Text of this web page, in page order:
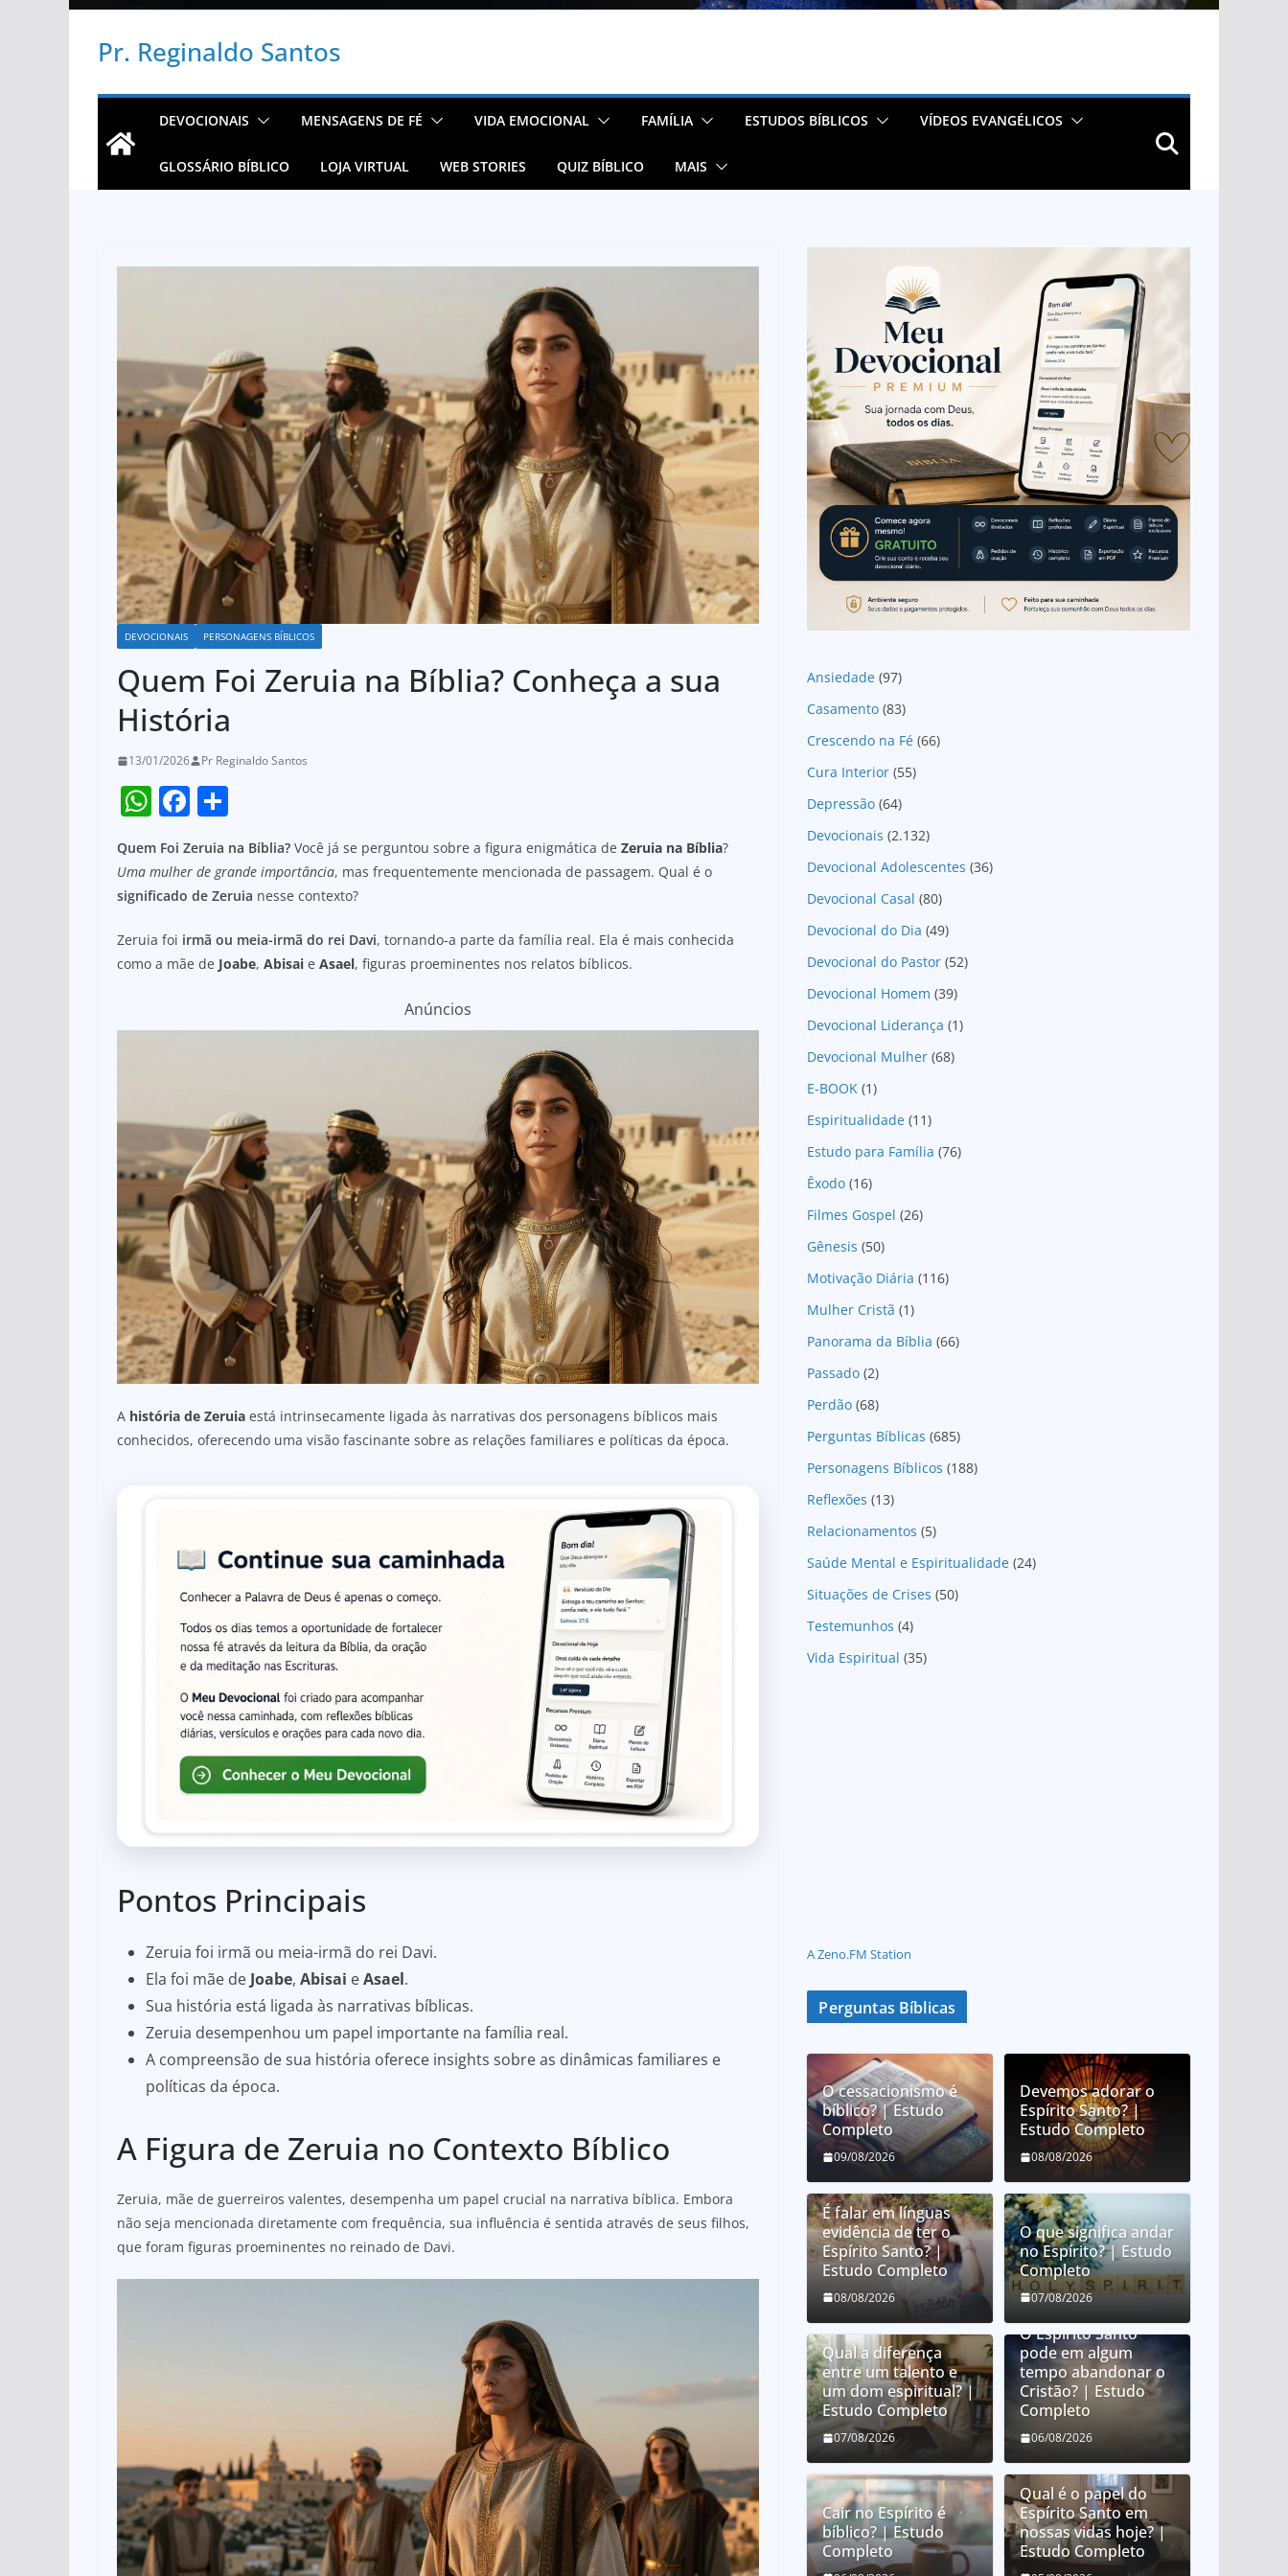
Pr. Reginaldo Santos
DEVOCIONAIS MENSAGENS DE FÉ VIDA EMOCIONAL FAMÍLIA ESTUDOS BÍBLICOS VÍDEOS EVANGÉLICOS
GLOSSÁRIO BÍBLICO LOJA VIRTUAL WEB STORIES QUIZ BÍBLICO MAIS
DEVOCIONAIS PERSONAGENS BÍBLICOS
Quem Foi Zeruia na Bíblia? Conheça a sua
História
13/01/2026 Pr Reginaldo Santos
W
at
s
A
p
F
c
e
b
o
ar
e
Quem Foi Zeruia na Bíblia? Você já se perguntou sobre a figura enigmática de Zeruia na Bíblia?
Uma mulher de grande importância, mas frequentemente mencionada de passagem. Qual é o
significado de Zeruia nesse contexto?
Zeruia foi irmã ou meia-irmã do rei Davi, tornando-a parte da família real. Ela é mais conhecida
como a mãe de Joabe, Abisai e Asael, figuras proeminentes nos relatos bíblicos.
Anúncios
A história de Zeruia está intrinsecamente ligada às narrativas dos personagens bíblicos mais
conhecidos, oferecendo uma visão fascinante sobre as relações familiares e políticas da época.
Pontos Principais
Zeruia foi irmã ou meia-irmã do rei Davi.
Ela foi mãe de Joabe, Abisai eAsael.
Sua história está ligada às narrativas bíblicas.
Zeruia desempenhou um papel importante na família real.
A compreensão de sua história oferece insights sobre as dinâmicas familiares e
políticas da época.
A Figura de Zeruia no Contexto Bíblico
Zeruia, mãe de guerreiros valentes, desempenha um papel crucial na narrativa bíblica. Embora
não seja mencionada diretamente com frequência, sua influência é sentida através de seus filhos,
que foram figuras proeminentes no reinado de Davi.
Ansiedade (97)
Casamento (83)
Crescendo na Fé (66)
Cura Interior (55)
Depressão (64)
Devocionais (2.132)
Devocional Adolescentes (36)
Devocional Casal (80)
Devocional do Dia (49)
Devocional do Pastor (52)
Devocional Homem (39)
Devocional Liderança (1)
Devocional Mulher (68)
E-BOOK (1)
Espiritualidade (11)
Estudo para Família (76)
Êxodo (16)
Filmes Gospel (26)
Gênesis (50)
Motivação Diária (116)
Mulher Cristã (1)
Panorama da Bíblia (66)
Passado (2)
Perdão (68)
Perguntas Bíblicas (685)
Personagens Bíblicos (188)
Reflexões (13)
Relacionamentos (5)
Saúde Mental e Espiritualidade (24)
Situações de Crises (50)
Testemunhos (4)
Vida Espiritual (35)
A Zeno.FM Station
Perguntas Bíblicas
O cessacionismo é
bíblico? | Estudo
Completo
09/08/2026
Devemos adorar o
Espírito Santo? |
Estudo Completo
08/08/2026
É falar em línguas
evidência de ter o
Espírito Santo? |
Estudo Completo
08/08/2026
O que significa andar
no Espírito? | Estudo
Completo
07/08/2026
Qual a diferença
entre um talento e
um dom espiritual? |
Estudo Completo
07/08/2026
O Espírito Santo
pode em algum
tempo abandonar o
Cristão? | Estudo
Completo
06/08/2026
Cair no Espírito é
bíblico? | Estudo
Completo
Qual é o papel do
Espírito Santo em
nossas vidas hoje? |
Estudo Completo